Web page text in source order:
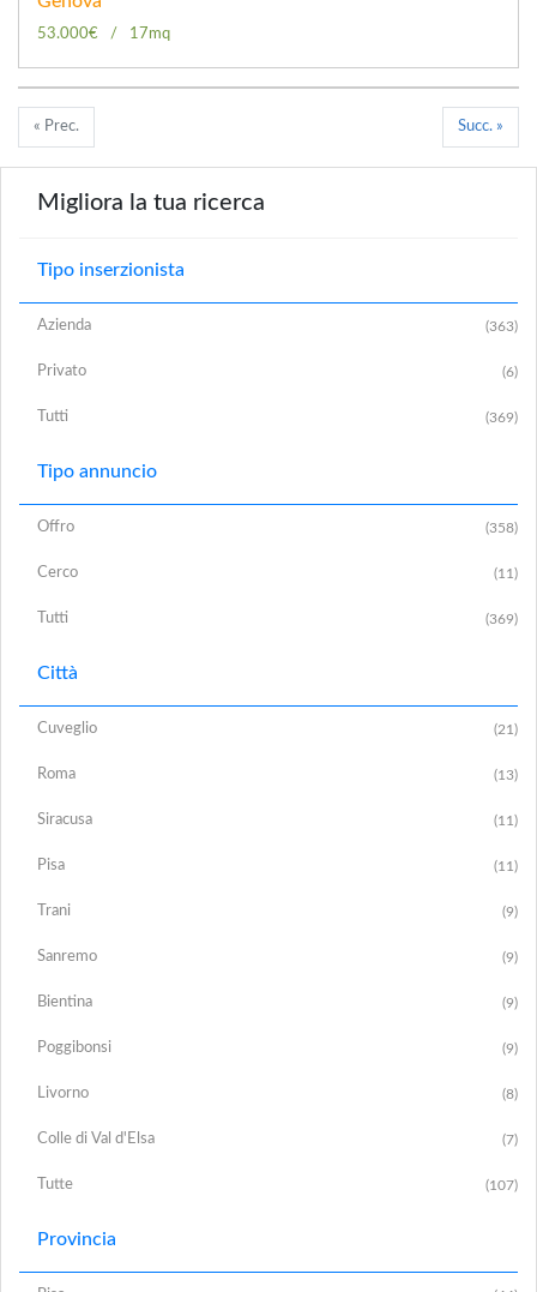
53.000€ 17mq
« Prec. Succ. »
Migliora la tua ricerca
Tipo inserzionista
Azienda (363)
Privato (6)
Tutti (369)
Tipo annuncio
Offro (358)
Cerco (11)
Tutti (369)
Città
Cuveglio (21)
Roma (13)
Siracusa (11)
Pisa (11)
Trani (9)
Sanremo (9)
Bientina (9)
Poggibonsi (9)
Livorno (8)
Colle di Val d'Elsa (7)
Tutte (107)
Provincia